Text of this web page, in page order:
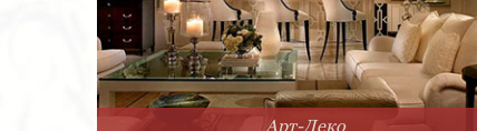
Арт-Деко